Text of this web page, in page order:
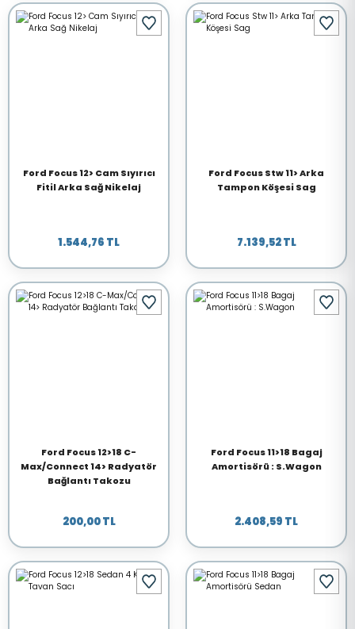
Ford Focus 12> Cam Sıyırıcı
Fitil Arka Sağ Nikelaj
1.544,76 TL
Ford Focus Stw 11> Arka
Tampon Köşesi Sag
7.139,52 TL
Ford Focus 12>18 C-
Max/Connect 14> Radyatör
Bağlantı Takozu
200,00 TL
Ford Focus 11>18 Bagaj
Amortisörü : S.Wagon
2.408,59 TL